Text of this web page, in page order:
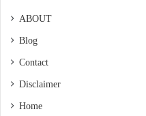
ABOUT
Blog
Contact
Disclaimer
Home